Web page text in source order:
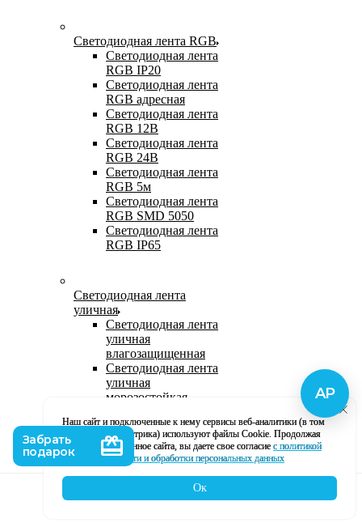
Светодиодная лента RGB
Светодиодная лента
RGB IP20
Светодиодная лента
RGB адресная
Светодиодная лента
RGB 12В
Светодиодная лента
RGB 24В
Светодиодная лента
RGB 5м
Светодиодная лента
RGB SMD 5050
Светодиодная лента
RGB IP65
Светодиодная лента
уличная
Светодиодная лента
уличная
влагозащищенная
Светодиодная лента
уличная
морозостойкая
светодиодная лента
220В
Светодиодная лента
уличная в силиконе
Наш сайт и подключенные к нему сервисы веб-аналитики (в том
числе, Яндекс Метрика) используют файлы Cookie. Продолжая
использование данное сайта, вы даете свое согласие с политикой
кофиденциальности и обработки персональных данных
Ок